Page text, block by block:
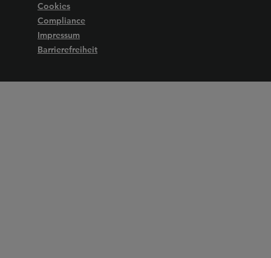
Cookies
Compliance
Impressum
Barrierefreiheit